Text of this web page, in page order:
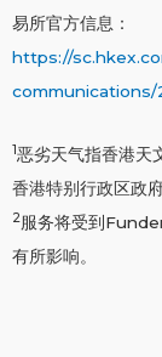
易所官方信息：
https://
communications/
1恶劣天气指香港天
香港特别行政区政
2服务将受到
有所影响。